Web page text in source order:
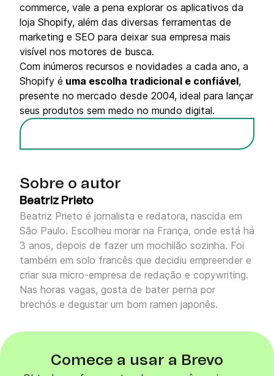
commerce, vale a pena explorar os aplicativos da
loja Shopify, além das diversas ferramentas de
marketing e SEO para deixar sua empresa mais
visível nos motores de busca.
Com inúmeros recursos e novidades a cada ano, a
Shopify é uma escolha tradicional e confiável,
presente no mercado desde 2004, ideal para lançar
seus produtos sem medo no mundo digital.
Sobre o autor
Beatriz Prieto
Beatriz Prieto é jornalista e redatora, nascida em
São Paulo. Escolheu morar na França, onde está há
3 anos, depois de fazer um mochilão sozinha. Foi
também em solo francês que decidiu empreender e
criar sua micro-empresa de redação e copywriting.
Nas horas vagas, gosta de bater perna por
brechós e degustar um bom ramen japonês.
Comece a usar a Brevo